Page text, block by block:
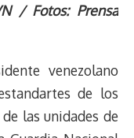
l
r
m
a
r
t
/ Fotos: Prensa
venezolano
de los
las unidades de